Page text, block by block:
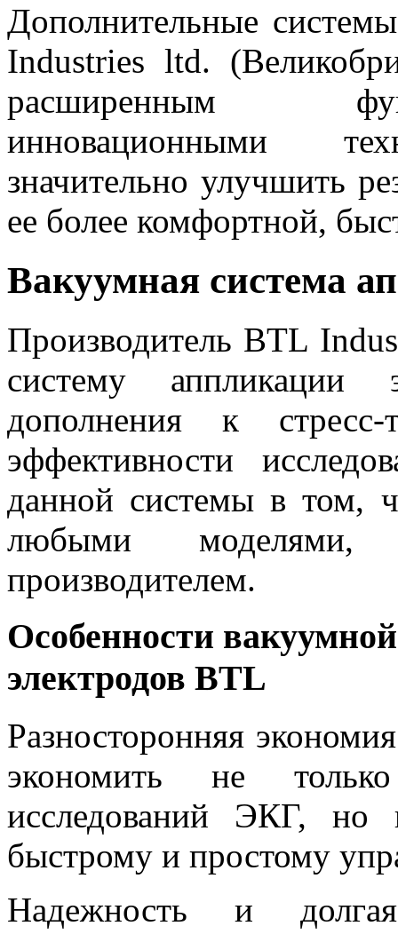
Дополнительные
Industries ltd.
расширенным
инновационными
значительно улучшить
ее более комфортной,
Вакуумная система
Производитель BTL
систему аппликации
дополнения к
эффективности
данной системы в том,
любыми
производителем.
Особенности
электродов BTL
Разносторонняя
экономить не
исследований ЭКГ, но
быстрому и простому
Надежность и